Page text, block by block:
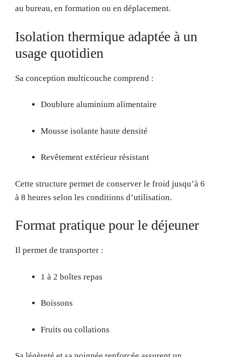
au bureau, en formation ou en déplacement.
Isolation thermique adaptée à un
usage quotidien
Sa conception multicouche comprend :
Doublure aluminium alimentaire
Mousse isolante haute densité
Revêtement extérieur résistant
Cette structure permet de conserver le froid jusqu’à 6
à 8 heures selon les conditions d’utilisation.
Format pratique pour le déjeuner
Il permet de transporter :
1 à 2 boîtes repas
Boissons
Fruits ou collations